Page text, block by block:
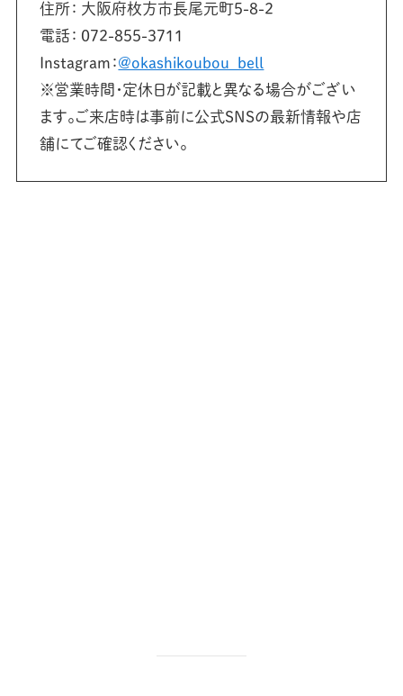
住所： 大阪府枚方市長尾元町5-8-2
電話： 072-855-3711
Instagram：@okashikoubou_bell
※営業時間・定休日が記載と異なる場合がござい
ます。ご来店時は事前に公式SNSの最新情報や店
舗にてご確認ください。